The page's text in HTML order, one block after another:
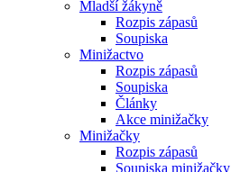
Mladší žákyně
Rozpis zápasů
Soupiska
Minižactvo
Rozpis zápasů
Soupiska
Články
Akce minižačky
Minižačky
Rozpis zápasů
Soupiska minižačky